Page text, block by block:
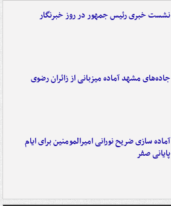
نشست خبری رئیس جمهور در روز خبرنگار
جاده‌های مشهد آماده میزبانی از زائران رضوی
آماده سازی ضریح نورانی امیرالمومنین برای ایام
پایانی صفر